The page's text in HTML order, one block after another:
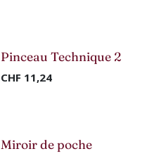
Nouveau !
Pinceau Technique 2
CHF 11,24
Miroir de poche